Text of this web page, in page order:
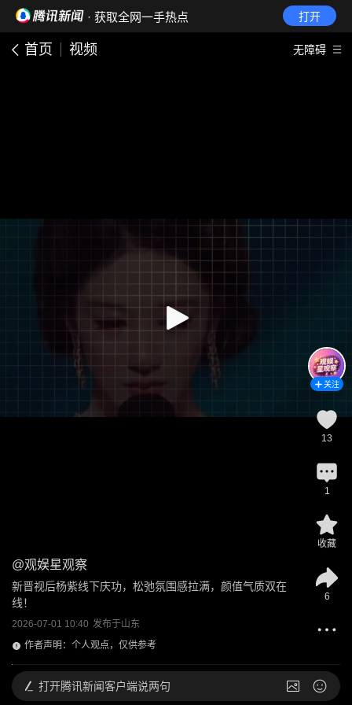
· 获取全网一手热点 打开
首页 视频 无障碍
@观娱星观察
新晋视后杨紫线下庆功，松弛氛围感拉满，颜值气质双在
线！
2026-07-01 10:40 发布于山东
作者声明：个人观点，仅供参考
关注
13
1
收藏
6
打开腾讯新闻客户端说两句